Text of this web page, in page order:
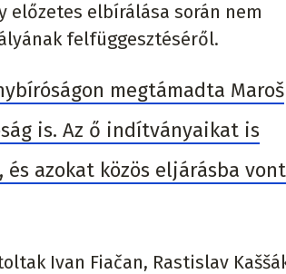
előzetes elbírálása során nem
felfüggesztéséről.
megtámadta Maroš
is. Az ő indítványaikat is
azokat közös eljárásba
Ivan Fiačan, Rastislav